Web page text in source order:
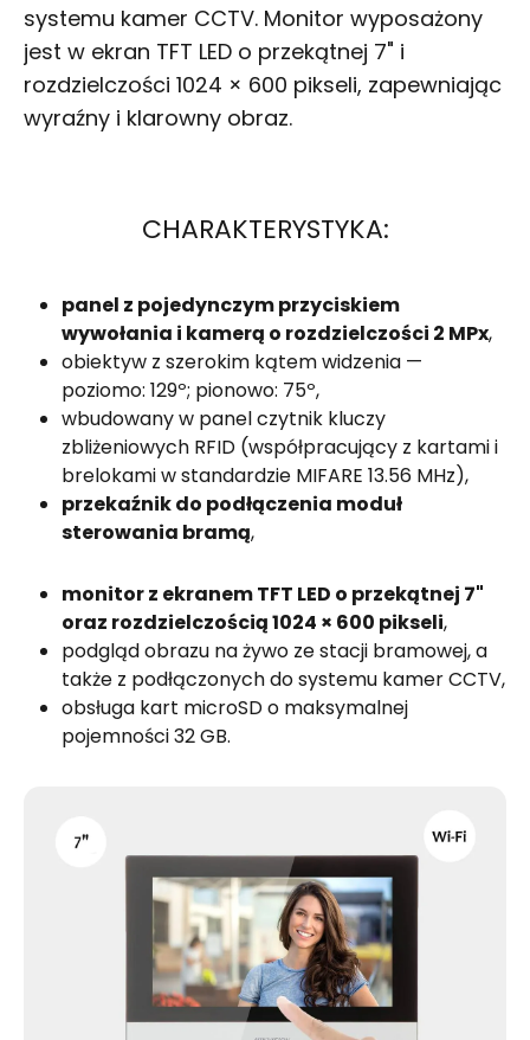
systemu kamer CCTV. Monitor wyposażony
jest w ekran TFT LED o przekątnej 7" i
rozdzielczości 1024 × 600 pikseli, zapewniając
wyraźny i klarowny obraz.
CHARAKTERYSTYKA:
panel z pojedynczym przyciskiem
wywołania i kamerą o rozdzielczości 2 MPx,
obiektyw z szerokim kątem widzenia —
poziomo: 129º; pionowo: 75º,
wbudowany w panel czytnik kluczy
zbliżeniowych RFID (współpracujący z kartami i
brelokami w standardzie MIFARE 13.56 MHz),
przekaźnik do podłączenia moduł
sterowania bramą,
monitor z ekranem TFT LED o przekątnej 7"
oraz rozdzielczością 1024 × 600 pikseli,
podgląd obrazu na żywo ze stacji bramowej, a
także z podłączonych do systemu kamer CCTV,
obsługa kart microSD o maksymalnej
pojemności 32 GB.